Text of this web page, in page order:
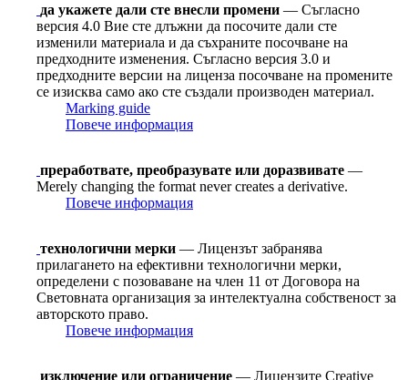
да укажете дали сте внесли промени — Съгласно
версия 4.0 Вие сте длъжни да посочите дали сте
изменили материала и да съхраните посочване на
предходните изменения. Съгласно версия 3.0 и
предходните версии на лиценза посочване на промените
се изисква само ако сте създали производен материал.
Marking guide
Повече информация
преработвате, преобразувате или доразвивате —
Merely changing the format never creates a derivative.
Повече информация
технологични мерки — Лицензът забранява
прилагането на ефективни технологични мерки,
определени с позоваване на член 11 от Договорa на
Световната организация за интелектуална собственост за
авторското право.
Повече информация
изключение или ограничение — Лицензите Creative